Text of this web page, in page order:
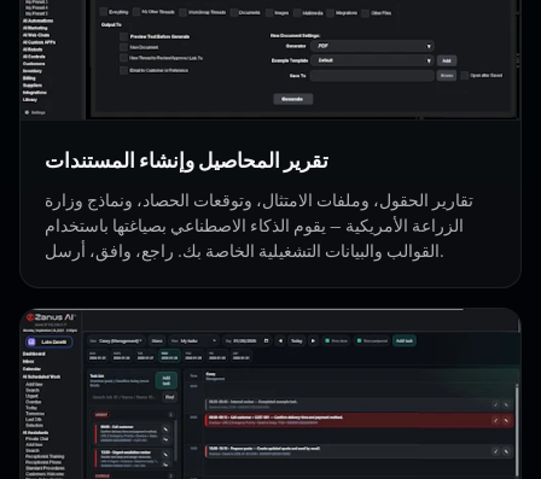
تقرير المحاصيل وإنشاء المستندات
تقارير الحقول، وملفات الامتثال، وتوقعات الحصاد، ونماذج وزارة
الزراعة الأمريكية — يقوم الذكاء الاصطناعي بصياغتها باستخدام
القوالب والبيانات التشغيلية الخاصة بك. راجع، وافق، أرسل.